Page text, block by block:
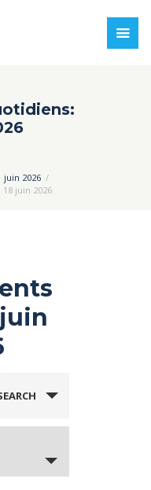
juin 2026
juin 2026